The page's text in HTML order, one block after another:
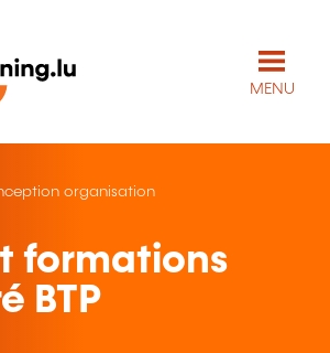
MENU
organisation
formations
BTP